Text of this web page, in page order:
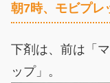
朝7時、モビプレ
下剤は、前は「
ップ」。